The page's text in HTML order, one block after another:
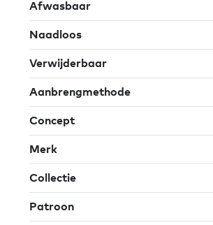
Afwasbaar
Naadloos
Verwijderbaar
Aanbrengmethode
Concept
Merk
Collectie
Patroon